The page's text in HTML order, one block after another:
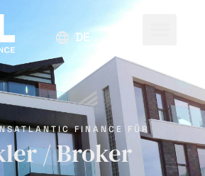
DEUTSCH
FINANCE FÜR
/ Broker